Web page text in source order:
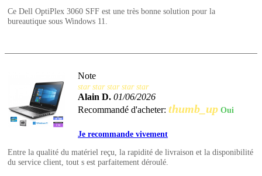
Ce Dell OptiPlex 3060 SFF est une très bonne solution pour la
bureautique sous Windows 11.
Note
star star star star star
Alain D. 01/06/2026
Recommandé d'acheter: thumb_up Oui
Je recommande vivement
Entre la qualité du matériel reçu, la rapidité de livraison et la disponibilité
du service client, tout s est parfaitement déroulé.